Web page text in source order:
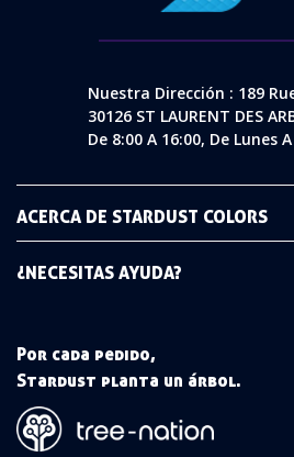
Nuestra Dirección : 189
30126 ST LAURENT DES
De 8:00 A 16:00, De Lunes
ACERCA DE STARDUST COLORS
¿NECESITAS AYUDA?
Por cada pedido,
Stardust planta un árbol.